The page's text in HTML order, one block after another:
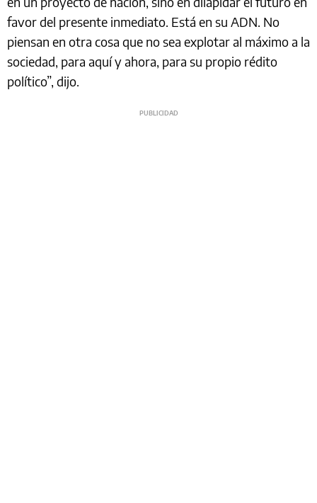
favor del presente inmediato. Está en su ADN. No
piensan en otra cosa que no sea explotar al máximo a la
sociedad, para aquí y ahora, para su propio rédito
político”, dijo.